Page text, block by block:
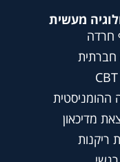
מעשית
חרדה
ההומניסטית
מדיכאון
ריקנות